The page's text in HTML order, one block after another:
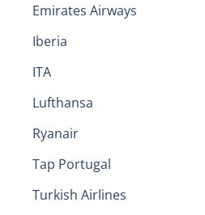
Emirates Airways
Iberia
ITA
Lufthansa
Ryanair
Tap Portugal
Turkish Airlines